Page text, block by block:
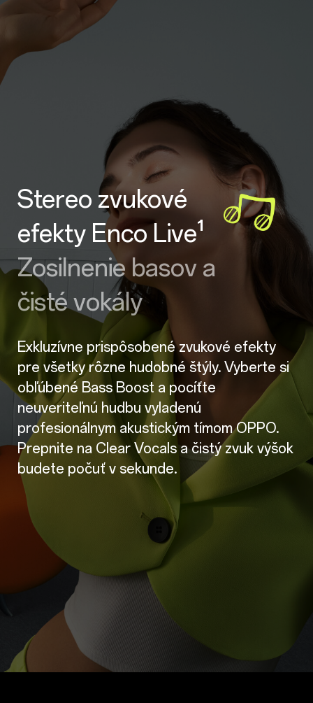
Stereo zvukové
efekty Enco Live¹
Zosilnenie basov a
čisté vokály
Exkluzívne prispôsobené zvukové efekty
pre všetky rôzne hudobné štýly. Vyberte si
obľúbené Bass Boost a pocíťte
neuveriteľnú hudbu vyladenú
profesionálnym akustickým tímom OPPO.
Prepnite na Clear Vocals a čistý zvuk výšok
budete počuť v sekunde.